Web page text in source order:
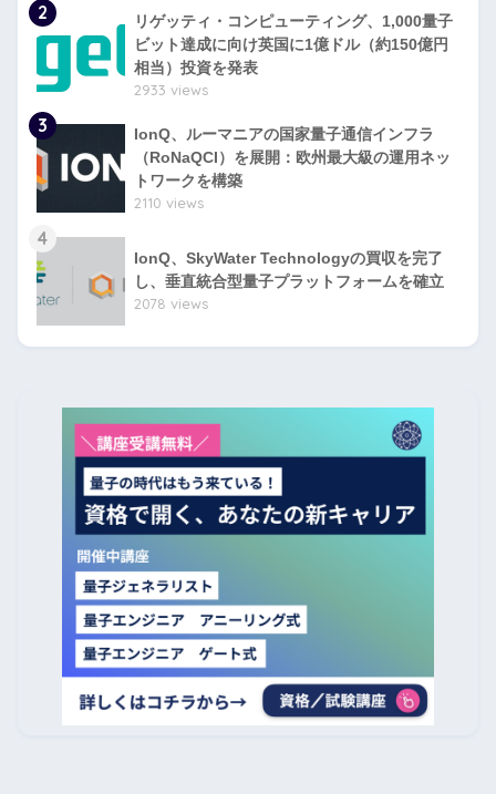
2
リゲッティ・コンピューティング、1,000量子
ビット達成に向け英国に1億ドル（約150億円
相当）投資を発表
2933 views
3
IonQ、ルーマニアの国家量子通信インフラ
（RoNaQCI）を展開：欧州最大級の運用ネッ
トワークを構築
2110 views
4
IonQ、SkyWater Technologyの買収を完了
し、垂直統合型量子プラットフォームを確立
2078 views